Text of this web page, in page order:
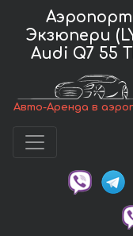
Экзюпери
Audi Q7 55
Авто-Аренда в